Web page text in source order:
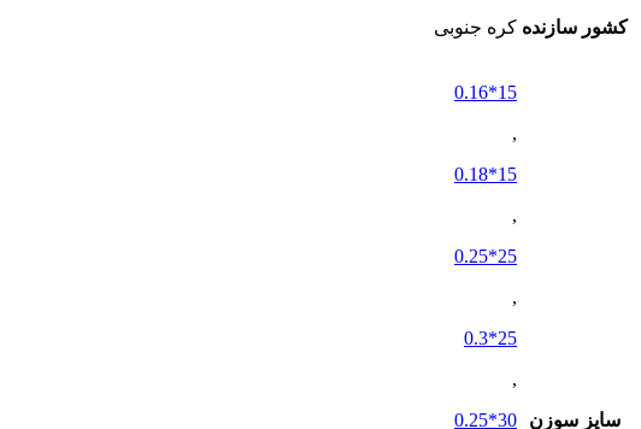
کشور سازنده کره جنوبی
سایز سوزن
15*0.16
,
15*0.18
,
25*0.25
,
25*0.3
,
30*0.25